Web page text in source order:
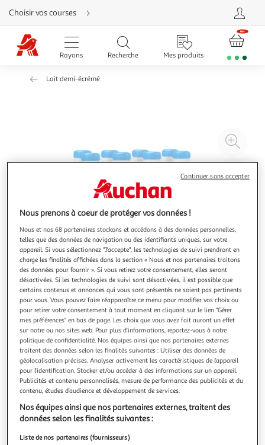
Aller
directement
au
contenu
Aller
directement
Aller
d'aide
Choisir vos courses
Rayons Recherche Mes produits
Lait demi-écrémé
à
4.9 (10)
CANDIA
Viva Lait demi-écrémé UHT 10 vitamines
Comme le lait demi-écrémé, Viva vous accompagne dès le
petit déjeuner ! Source de 12 vitamines, Viva est le lait de la
vitalité* pour toute la famille. Il contient les vitamines B1,
énergétique normal. Il est aussi riche en vitamine D qui a
En savoir +
8x1l
Vous voulez connaître le prix de ce produit ?
Nous prenons à coeur de protéger vos données !
Nous et nos 68 partenaires stockons et accédons à des données personnelles,
telles que des données de navigation ou des identifiants uniques, sur votre
appareil. Si vous sélectionnez "J'accepte", les technologies de suivi prendront en
charge les finalités affichées dans la section « Nous et nos partenaires traitons
des données pour fournir ». Si vous retirez votre consentement, elles seront
désactivées. Si les technologies de suivi sont désactivées, il est possible que
certains contenus et annonces qui vous sont présentés ne soient pas pertinents
pour vous. Vous pouvez faire réapparaître ce menu pour modifier vos choix ou
pour retirer votre consentement à tout moment en cliquant sur le lien "Gérer
mes préférences" en bas de page. Les choix que vous avez fait auront un effet
sur notre ou nos sites web. Pour plus d’informations, reportez-vous à notre
politique de confidentialité. Nos équipes ainsi que nos partenaires externes
traitent des données selon les finalités suivantes : Utiliser des données de
géolocalisation précises. Analyser activement les caractéristiques de l’appareil
pour l’identification. Stocker et/ou accéder à des informations sur un appareil.
Publicités et contenu personnalisés, mesure de performance des publicités et du
contenu, études d’audience et développement de services.
Nos équipes ainsi que nos partenaires externes, traitent des
données selon les finalités suivantes :
Liste de nos partenaires (fournisseurs)
Continuer sans accepter